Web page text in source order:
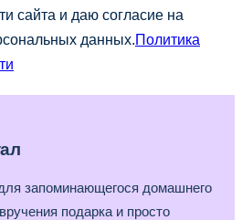
сайта и даю согласие на
данных.Политика
запоминающегося домашнего
подарка и просто